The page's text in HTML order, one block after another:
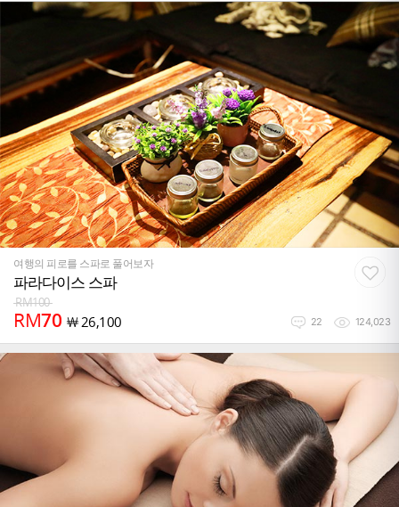
여행의 피로를 스파로 풀어보자
파라다이스 스파
RM100
RM70 ￦26,100 22 124,023